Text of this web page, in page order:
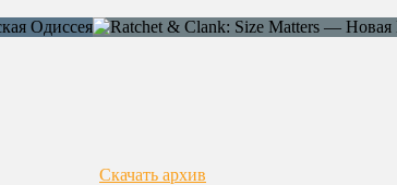
Скачать архив